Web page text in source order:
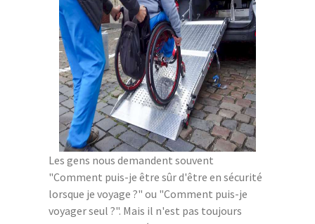
Les gens nous demandent souvent
"Comment puis-je être sûr d'être en sécurité
lorsque je voyage ?" ou "Comment puis-je
voyager seul ?". Mais il n'est pas toujours